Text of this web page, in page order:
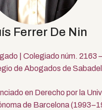
Ferrer De Nin
| Colegiado núm. 2163
de Abogados de
en Derecho por la
de Barcelona